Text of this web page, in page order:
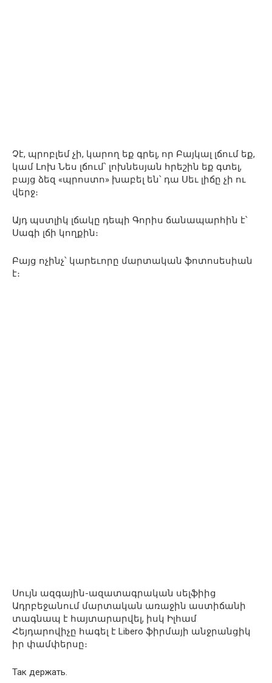
Չէ, պրոբլեմ չի, կարող եք գրել, որ Բայկալ լճում եք,
կամ Լոխ Նես լճում՝ լոխնեսյան հրեշին եք գտել,
բայց ձեզ «պրոստո» խաբել են՝ դա Սեւ լիճը չի ու
վերջ։
Այդ պստլիկ լճակը դեպի Գորիս ճանապարհին է՝
Սագի լճի կողքին։
Բայց ոչինչ՝ կարեւորը մարտական ֆոտոսեսիան
է։
Սույն ազգային-ազատագրական սելֆիից
Ադրբեջանում մարտական առաջին աստիճանի
տագնապ է հայտարարվել, իսկ Իլհամ
Հեյդարովիչը հագել է Libero ֆիրմայի անջրանցիկ
իր փամփերսը։
Так держать.